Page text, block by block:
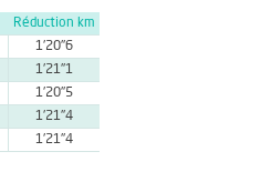
Réduction km
1'20''6
1'21''1
1'20''5
1'21''4
1'21''4